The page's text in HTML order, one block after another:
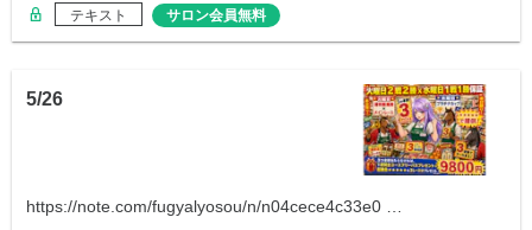
テキスト サロン会員無料
5/26
https://note.com/fugyalyosou/n/n04cece4c33e0 …